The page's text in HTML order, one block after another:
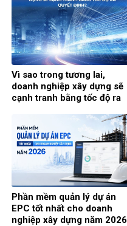
Vì sao trong tương lai,
doanh nghiệp xây dựng sẽ
cạnh tranh bằng tốc độ ra
Phần mềm quản lý dự án
EPC tốt nhất cho doanh
nghiệp xây dựng năm 2026